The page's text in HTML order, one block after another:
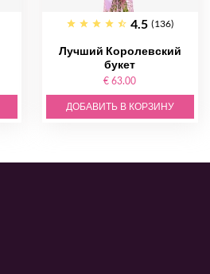
4.5 (136)
Лучший Королевский
букет
€ 63.00
ДОБАВИТЬ В КОРЗИНУ